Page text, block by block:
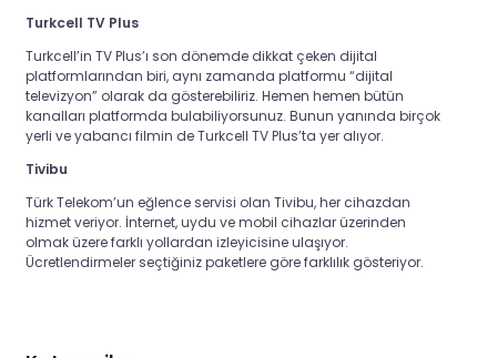
Turkcell TV Plus
Turkcell’in TV Plus’ı son dönemde dikkat çeken dijital
platformlarından biri, aynı zamanda platformu “dijital
televizyon” olarak da gösterebiliriz. Hemen hemen bütün
kanalları platformda bulabiliyorsunuz. Bunun yanında birçok
yerli ve yabancı filmin de Turkcell TV Plus’ta yer alıyor.
Tivibu
Türk Telekom’un eğlence servisi olan Tivibu, her cihazdan
hizmet veriyor. İnternet, uydu ve mobil cihazlar üzerinden
olmak üzere farklı yollardan izleyicisine ulaşıyor.
Ücretlendirmeler seçtiğiniz paketlere göre farklılık gösteriyor.